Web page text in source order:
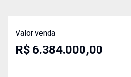
Valor venda
R$ 6.384.000,00